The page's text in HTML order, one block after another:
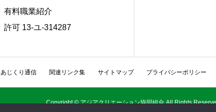
有料職業紹介
許可 13-ユ-314287
あじくり通信 関連リンク集 サイトマップ プライバシーポリシー
Copyright © アジアクリエーション協同組合 All Rights